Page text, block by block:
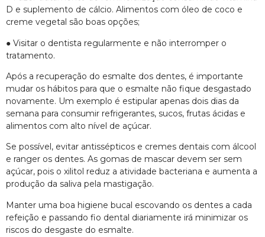
D e suplemento de cálcio. Alimentos com óleo de coco e
creme vegetal são boas opções;
● Visitar o dentista regularmente e não interromper o
tratamento.
Após a recuperação do esmalte dos dentes, é importante
mudar os hábitos para que o esmalte não fique desgastado
novamente. Um exemplo é estipular apenas dois dias da
semana para consumir refrigerantes, sucos, frutas ácidas e
alimentos com alto nível de açúcar.
Se possível, evitar antissépticos e cremes dentais com álcool
e ranger os dentes. As gomas de mascar devem ser sem
açúcar, pois o xilitol reduz a atividade bacteriana e aumenta a
produção da saliva pela mastigação.
Manter uma boa higiene bucal escovando os dentes a cada
refeição e passando fio dental diariamente irá minimizar os
riscos do desgaste do esmalte.